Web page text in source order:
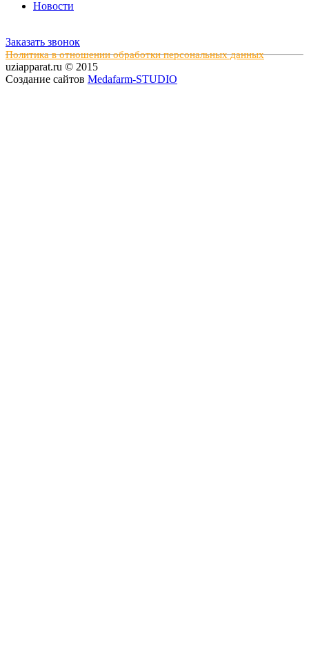
Новости
Заказать звонок
Политика в отношении обработки персональных данных
uziapparat.ru © 2015
Создание сайтов Medafarm-STUDIO